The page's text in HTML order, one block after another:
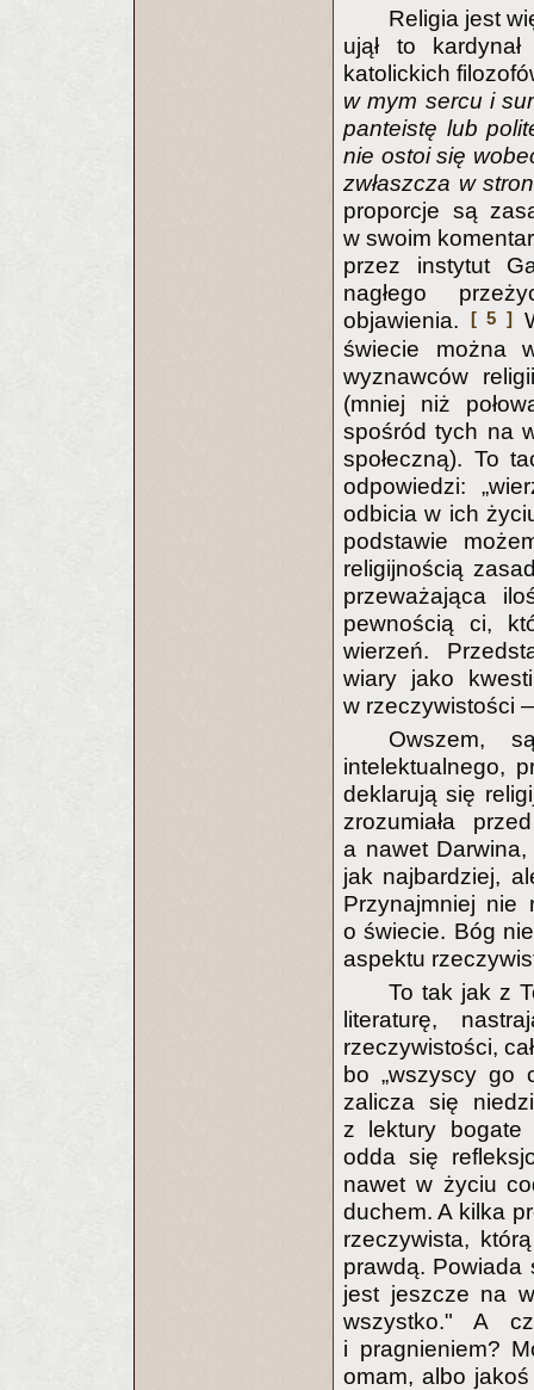
Religia jest
ujął to
katolickich
w mym sercu i
panteistę lub
nie ostoi się
zwłaszcza w
proporcje są
w swoim
przez instytut
nagłego
objawienia.
[ 5 ]
świecie można
wyznawców
(mniej niż
spośród tych na
społeczną). To
odpowiedzi:
odbicia w ich
podstawie
religijnością
przeważająca
pewnością ci,
wierzeń.
wiary jako
w rzeczywistości
Owszem,
intelektualnego,
deklarują się
zrozumiała
a nawet
jak najbardziej,
Przynajmniej nie
o świecie. Bóg
aspektu
To tak jak z
literaturę,
rzeczywistości,
bo „wszyscy go
zalicza się
z lektury bogate
odda się
nawet w życiu
duchem. A kilka
rzeczywista,
prawdą. Powiada
jest jeszcze na
wszystko." A
i pragnieniem?
omam, albo